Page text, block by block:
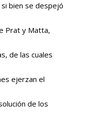
bien se despejó
Prat y Matta,
de las cuales
ejerzan el
de los